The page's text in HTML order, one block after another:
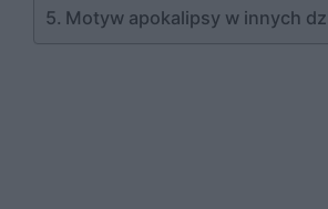
Motyw apokalipsy w innych